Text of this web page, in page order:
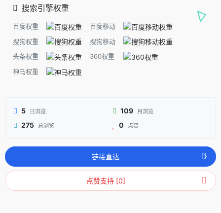
搜索引擎权重
百度权重
百度移动
搜狗权重
搜狗移动
头条权重
360权重
神马权重
5 日浏览 109 月浏览
275 总浏览 0 点赞
链接直达
点赞支持 [0]